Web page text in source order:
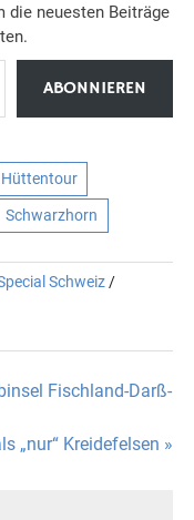
die neuesten Beiträge
ABONNIEREN
Hüttentour
Schwarzhorn
Schweiz/
Fischland-Darß-
„nur“ Kreidefelsen »